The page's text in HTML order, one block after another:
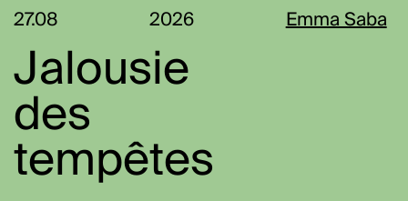
27.08 2026 Emma Saba
Jalousie
des
tempêtes